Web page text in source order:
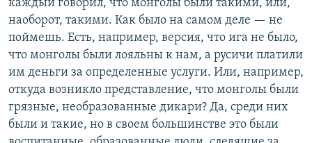
каждый говорил, что монголы были такими, или,
наоборот, такими. Как было на самом деле — не
поймешь. Есть, например, версия, что ига не было,
что монголы были лояльны к нам, а русичи платили
им деньги за определенные услуги. Или, например,
откуда возникло представление, что монголы были
грязные, необразованные дикари? Да, среди них
были и такие, но в своем большинстве это были